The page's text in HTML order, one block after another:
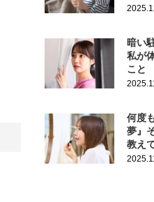
暗い
私が
こと
何度
夢』
教え